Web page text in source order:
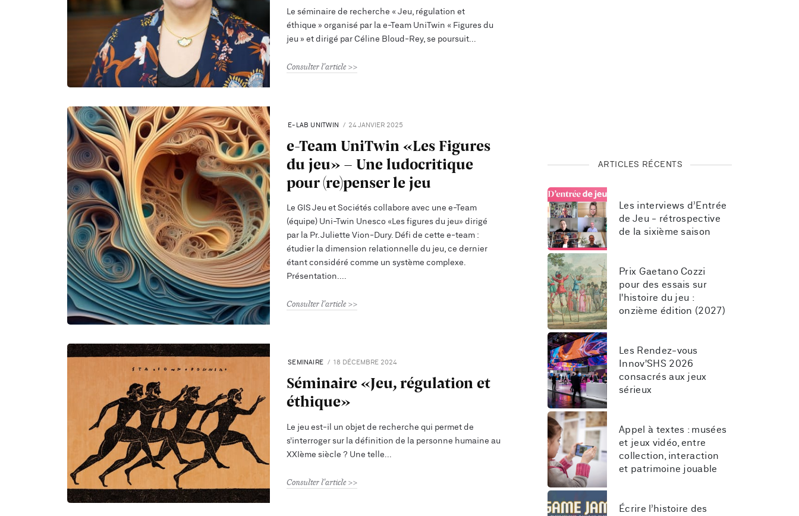
Le séminaire de recherche « Jeu, régulation et
éthique » organisé par la e-Team UniTwin « Figures du
jeu » et dirigé par Céline Bloud-Rey, se poursuit
Consulter l'article
E-LAB UNITWIN 24 JANVIER 2025
e-Team UniTwin «Les Figures
du jeu» - Une ludocritique
pour (re)penser le jeu
Le GIS Jeu et Sociétés collabore avec une e-Team
(équipe) Uni-Twin Unesco «Les figures du jeu» dirigé
par la Pr. Juliette Vion-Dury. Défi de cette e-team :
étudier la dimension relationnelle du jeu, ce dernier
étant considéré comme un système complexe.
Présentation.
Consulter l'article
SEMINAIRE 18 DÉCEMBRE 2024
Séminaire «Jeu, régulation et
éthique»
Le jeu est-il un objet de recherche qui permet de
s’interroger sur la définition de la personne humaine au
XXIème siècle ? Une telle
Consulter l'article
ARTICLES RÉCENTS
Les interviews d’Entrée
de Jeu - rétrospective
de la sixième saison
Prix Gaetano Cozzi
pour des essais sur
l'histoire du jeu :
onzième édition (2027)
Les Rendez-vous
Innov'SHS 2026
consacrés aux jeux
sérieux
Appel à textes : musées
et jeux vidéo, entre
collection, interaction
et patrimoine jouable
Écrire l’histoire des